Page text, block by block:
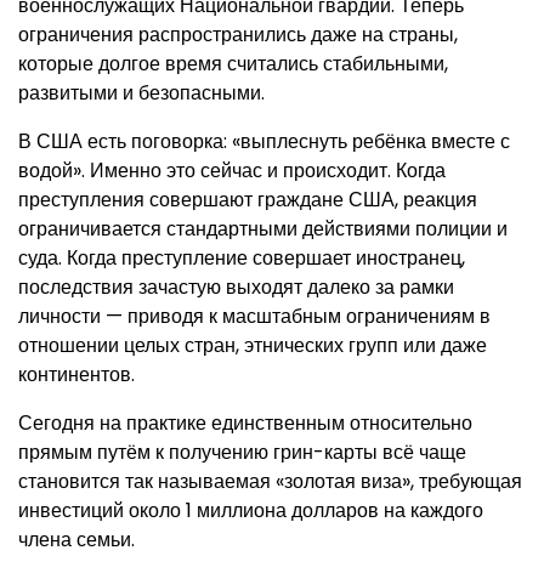
военнослужащих Национальной гвардии. Теперь
ограничения распространились даже на страны,
которые долгое время считались стабильными,
развитыми и безопасными.
В США есть поговорка: «выплеснуть ребёнка вместе с
водой». Именно это сейчас и происходит. Когда
преступления совершают граждане США, реакция
ограничивается стандартными действиями полиции и
суда. Когда преступление совершает иностранец,
последствия зачастую выходят далеко за рамки
личности — приводя к масштабным ограничениям в
отношении целых стран, этнических групп или даже
континентов.
Сегодня на практике единственным относительно
прямым путём к получению грин-карты всё чаще
становится так называемая «золотая виза», требующая
инвестиций около 1 миллиона долларов на каждого
члена семьи.